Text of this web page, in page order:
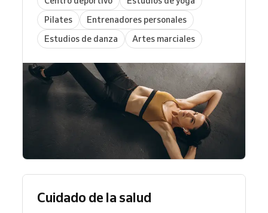
Pilates
Entrenadores personales
Estudios de danza
Artes marciales
Cuidado de la salud